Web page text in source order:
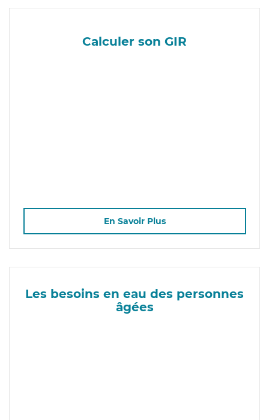
Calculer son GIR
En Savoir Plus
Les besoins en eau des personnes
âgées